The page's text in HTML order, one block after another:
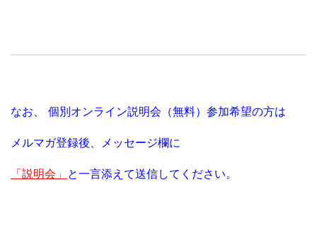
なお、 個別オンライン説明会（無料）参加希望の方は
メルマガ登録後、 メッセージ欄に
「説明会」 と一言添えて送信してください。